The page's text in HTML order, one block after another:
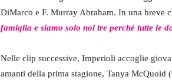
DiMarco e F. Murray Abraham. In una breve
famiglia e siamo solo noi tre perché tutte le
Nelle clip successive, Imperioli accoglie
amanti della prima stagione, Tanya McQuoid